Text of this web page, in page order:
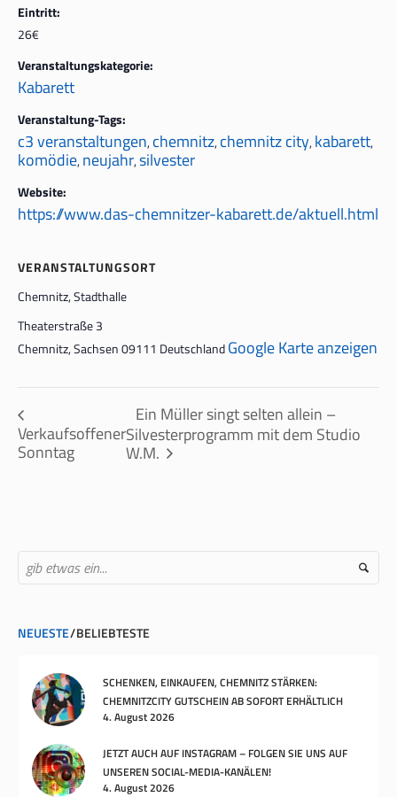
Eintritt:
26€
Veranstaltungskategorie:
Kabarett
Veranstaltung-Tags:
c3 veranstaltungen,chemnitz,chemnitz city,kabarett,
komödie,neujahr,silvester
Website:
https://www.das-chemnitzer-kabarett.de/aktuell.html
VERANSTALTUNGSORT
Chemnitz, Stadthalle
Theaterstraße 3
Chemnitz,Sachsen09111 DeutschlandGoogle Karte anzeigen
Verkaufsoffener
Sonntag
Ein Müller singt selten allein –
Silvesterprogramm mit dem Studio
W.M.
NEUESTE BELIEBTESTE
SCHENKEN, EINKAUFEN, CHEMNITZ STÄRKEN:
CHEMNITZCITY GUTSCHEIN AB SOFORT ERHÄLTLICH
4. August 2026
JETZT AUCH AUF INSTAGRAM – FOLGEN SIE UNS AUF
UNSEREN SOCIAL-MEDIA-KANÄLEN!
4. August 2026